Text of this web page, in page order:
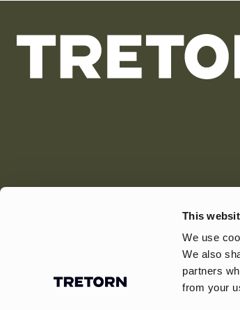
This
We use
We also
partners
from your